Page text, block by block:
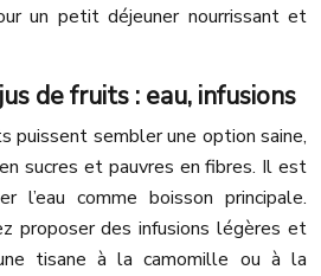
un petit déjeuner nourrissant et
de fruits : eau, infusions
puissent sembler une option saine,
sucres et pauvres en fibres. Il est
l’eau comme boisson principale.
proposer des infusions légères et
tisane à la camomille ou à la